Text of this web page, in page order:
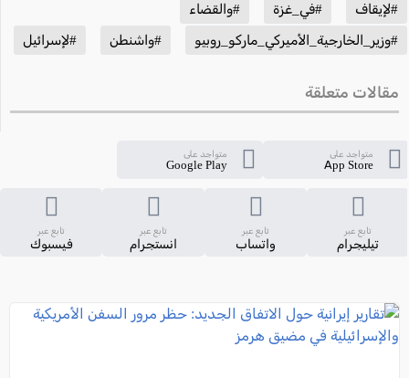
#لإيقاف
#في_غزة
#والقضاء
#وزير_الخارجية_الأميركي_ماركو_روبيو
#واشنطن #لإسرائيل
مقالات متعلقة
متواجد على
App Store
متواجد على
Google Play
تابع عبر
تيليجرام
تابع عبر
واتساب
تابع عبر
انستجرام
تابع عبر
فيسبوك